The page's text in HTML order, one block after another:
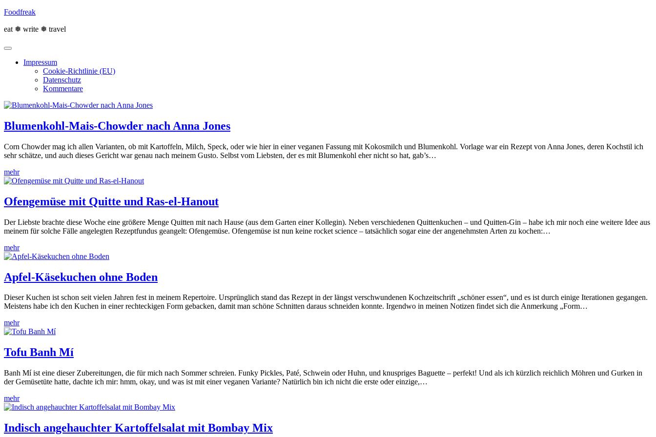
Skip
content
Foodfreak
eat ❅ write ❅ travel
Impressum
Cookie-Richtlinie (EU)
Datenschutz
Kommentare
Blumenkohl-Mais-Chowder nach Anna Jones
Corn Chowder mag ich allen Varianten, ob mit Kartoffeln, Milch, Speck, oder wie hier in einer veganen Fassung mit Kokosmilch und Blumenkohl. Vorlage war ein Rezept von Anna Jones, deren Kochstil ich
sehr schätze, und auch dieses Gericht war genau nach meinem Gusto. Selbst vom Liebsten, der es mit Blumenkohl eher nicht so hat, gab’s…
mehr
Ofengemüse mit Quitte und Ras-el-Hanout
Der Liebste brachte diese Woche eine größere Menge Quitten mit nach Hause (aus dem Garten einer Kollegin). Neben verschiedenen Quittenkuchen – und Quitten-Gin – habe ich mir noch eine weitere Idee aus
meinem für solche Fälle angelegten Rezeptfundus geangelt: Ofengemüse. Ofengemüse ist nun keine rocket science – tatsächlich sogar eine der angenehmsten Arten zu kochen:…
mehr
Apfel-Käsekuchen ohne Boden
Dieser Kuchen ist schon seit vielen Jahren fest in meinem Repertoire. Ursprünglich stand das Rezept in der längst verschwundenen Kochzeitschrift „schöner essen“, und es ist durch einige Iterationen gegangen.
Meistens habe ich den Kuchen in einer rechteckigen Form gebacken, damit man schöne Schnitten daraus schneiden konnte. Irgendwo in meinen Notizen findet sich die Anmerkung „Form…
mehr
Tofu Banh Mí
Banh Mí ist eine dieser Zubereitungen, die für mich nach Sommer schreien. Funky Pickles, Paté, Schwein oder Huhn, und knuspriges Baguette – perfekt! Und als ich kürzlich reichlich Möhren und Gurken in
der Gemüsetüte hatte, dachte ich mir: hmm, okay, und was ist mit einer veganen Variante? Natürlich bin ich nicht die erste oder einzige,…
mehr
Indisch angehauchter Kartoffelsalat mit Bombay Mix